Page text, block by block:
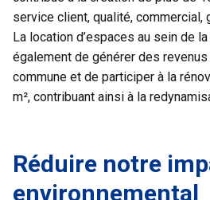
service client, qualité, commercial,
La location d’espaces au sein de
également de générer des
commune et de participer à la
m², contribuant ainsi à la
Réduire notre
environnemental